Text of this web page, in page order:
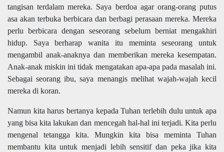
tangisan terdalam mereka. Saya berdoa agar orang-orang putus
asa akan terbuka berbicara dan berbagi perasaan mereka. Mereka
perlu berbicara dengan seseorang sebelum berniat mengakhiri
hidup. Saya berharap wanita itu meminta seseorang untuk
mengambil anak-anaknya dan memberikan mereka kesempatan.
Anak-anak miskin ini tidak mengatakan apa-apa pada masalah ini.
Sebagai seorang ibu, saya menangis melihat wajah-wajah kecil
mereka di koran.
Namun kita harus bertanya kepada Tuhan terlebih dulu untuk apa
yang bisa kita lakukan dan mencegah hal-hal ini terjadi. Kita perlu
mengenal tetangga kita. Mungkin kita bisa meminta Tuhan
membantu kita untuk menjadi lebih sensitif dan peka jika kita